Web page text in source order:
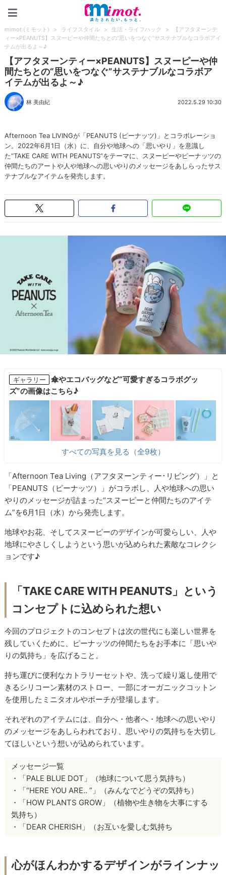
mimot.(ミモット) > ライフスタイル > 生活・ライフハック >
【アフタヌーンテ
ィー×PEANUTS】スヌーピーや仲間たちとの“思いをつなぐ”サステナブルなコラボアイ
テムが出るよ～♪
【アフタヌーンティー×PEANUTS】スヌーピーや仲
間たちとの“思いをつなぐ”サステナブルなコラボア
イテムが出るよ～♪
林 美由紀 2022.5.29 10:30
Afternoon Tea LIVINGが「PEANUTS (ピーナッツ)」とコラボレーショ
ン。2022年6月1日（水）に、自分や地球への「思いやり」を意識し
た“TAKE CARE WITH PEANUTS”をテーマに、スヌーピーやピーナッツの
仲間たちのアートや人や地球への思いやりのメッセージをあしらったサス
テナブルなアイテムを発売します。
ギャラリー
傘やエコバッグなど“可愛すぎるコラボグッ
ズ”の画像はこちら♪
すべての写真を見る（全9枚）
「Afternoon Tea Living（アフタヌーンティー･リビング）」と
「PEANUTS（ピーナッツ）」がコラボし、人や地球への思い
やりのメッセージが詰まった“スヌーピーと仲間たちのアイテ
ム”を6月1日（水）から発売します。
地球やお花、そしてスヌーピーのデザインが可愛らしい、人や
地球にやさしくしようという思いが込められた素敵なコレクシ
ョンです♪
「TAKE CARE WITH PEANUTS」という
コンセプトに込められた想い
今回のプロジェクトのコンセプトは次の世代にも楽しい世界を
残していくために、ピーナッツの仲間たちをお手本に「思いや
りの気持ち」を広げること。
持ち運びに便利なカトラリーセットや、洗って繰り返し使用で
きるシリコーン素材のストロー、一部にオーガニックコットン
を使用したミニタオルやポーチが登場します。
それぞれのアイテムには、自分へ・他者へ・地球への思いやり
のメッセージをあしらわれており、思いやりの気持ちを大切し
てほしいという想いが込められています。
メッセージ一覧
・「PALE BLUE DOT」（地球について思う気持ち）
・「“HERE YOU ARE.. ”」（みんなでどうぞの気持ち）
・「HOW PLANTS GROW」（植物や生き物を大事にする
気持ち）
・「DEAR CHERISH」（お互いを愛しむ気持ち
心がほんわかするデザインがラインナッ